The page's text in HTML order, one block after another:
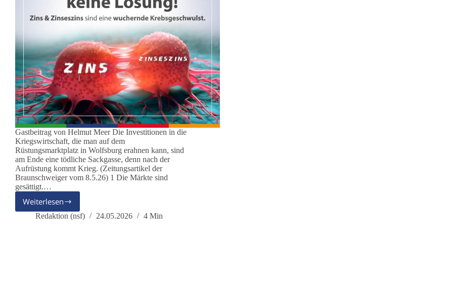
Gastbeitrag von Helmut Meer Die Investitionen in die
Kriegswirtschaft, die man auf dem
Rüstungsmarktplatz in Wolfsburg erahnen kann, sind
am Ende eine tödliche Sackgasse, denn nach der
Aufrüstung kommt Krieg. (Zeitungsartikel der
Braunschweiger vom 8.5.26) 1 Die Märkte sind
gesättigt.…
Weiterlesen
Raus
aus
Redaktion (nsf) 24.05.2026 4 Min